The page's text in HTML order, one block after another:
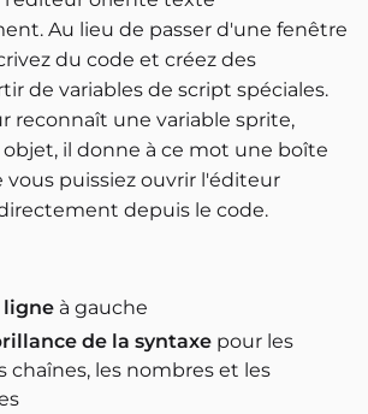
Au lieu de passer d'une fenêtre
du code et créez des
de variables de script spéciales.
reconnaît une variable sprite,
objet, il donne à ce mot une boîte
vous puissiez ouvrir l'éditeur
depuis le code.
ligne à gauche
de la syntaxe pour les
chaînes, les nombres et les